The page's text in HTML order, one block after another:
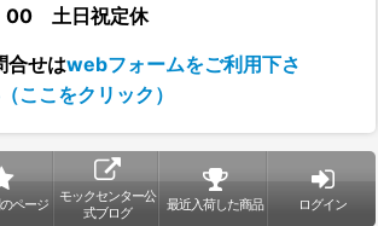
00 土日祝定休
合せはwebフォームをご利用下さ
ここをクリック）
ページ
モックセンター公
式ブログ
最近入荷した商品 ログイン